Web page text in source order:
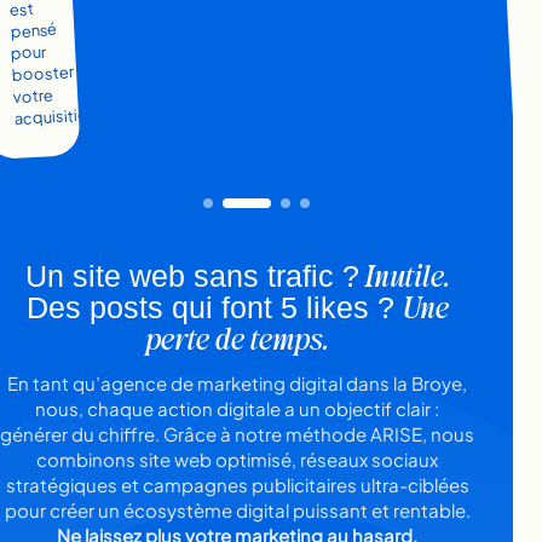
est
pensé
pour
booster
votre
acquisition.
Un site web sans trafic ?Inutile.
Des posts qui font 5 likes ? Une
perte de temps.
En tant qu’agence de marketing digital dans la Broye,
nous, chaque action digitale a un objectif clair :
générer du chiffre. Grâce à notre méthode ARISE, nous
combinons site web optimisé, réseaux sociaux
stratégiques et campagnes publicitaires ultra-ciblées
pour créer un écosystème digital puissant et rentable.
Ne laissez plus votre marketing au hasard.